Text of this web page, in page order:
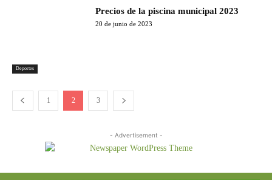
Deportes
Precios de la piscina municipal 2023
20 de junio de 2023
1 2 3
- Advertisement -